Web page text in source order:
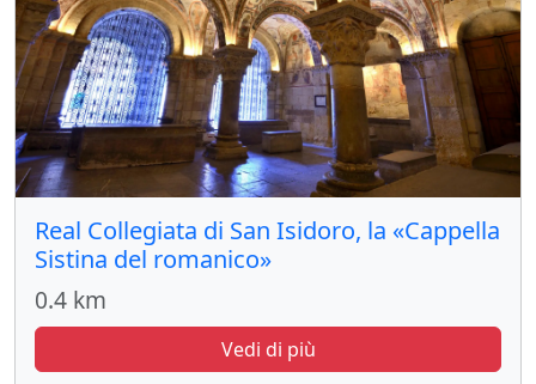
Real Collegiata di San Isidoro, la «Cappella
Sistina del romanico»
0.4 km
Vedi di più